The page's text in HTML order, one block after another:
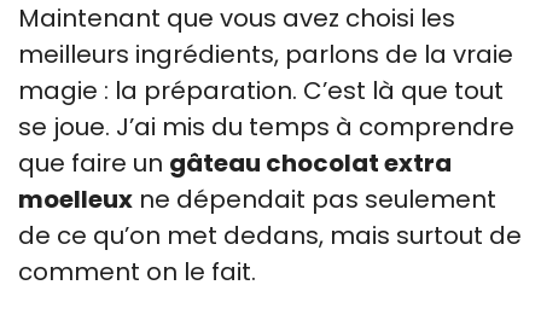
Maintenant que vous avez choisi les
meilleurs ingrédients, parlons de la vraie
magie : la préparation. C’est là que tout
se joue. J’ai mis du temps à comprendre
que faire un gâteau chocolat extra
moelleux ne dépendait pas seulement
de ce qu’on met dedans, mais surtout de
comment on le fait.